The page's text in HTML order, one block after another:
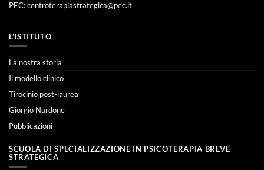
PEC:centroterapiastrategica@pec.it
L’ISTITUTO
La nostra storia
Il modello clinico
Tirocinio post-laurea
Giorgio Nardone
Pubblicazioni
SCUOLA DI SPECIALIZZAZIONE IN PSICOTERAPIA BREVE
STRATEGICA